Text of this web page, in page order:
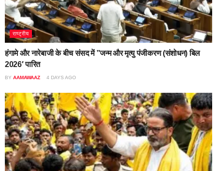
राष्ट्रीय
हंगामे और नारेबाजी के बीच संसद में ”जन्म और मृत्यु पंजीकरण (संशोधन) बिल
2026′ पारित
BY AAMAWAAZ 4 DAYS AGO